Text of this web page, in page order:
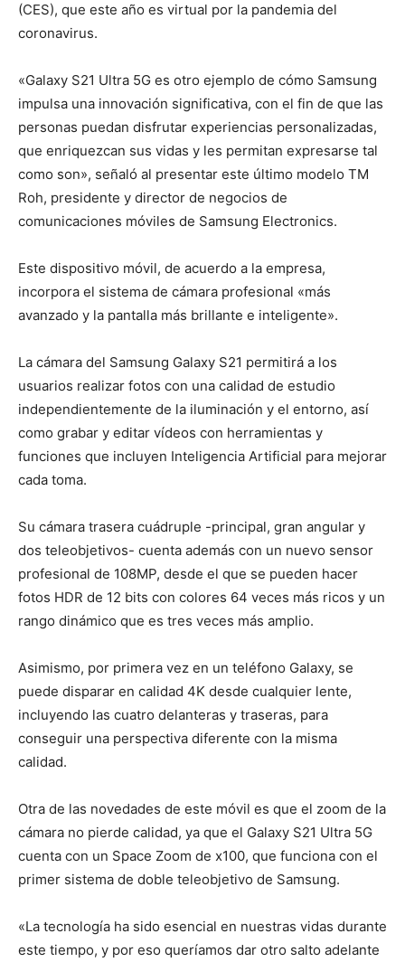
(CES), que este año es virtual por la pandemia del
coronavirus.
«Galaxy S21 Ultra 5G es otro ejemplo de cómo Samsung
impulsa una innovación significativa, con el fin de que las
personas puedan disfrutar experiencias personalizadas,
que enriquezcan sus vidas y les permitan expresarse tal
como son», señaló al presentar este último modelo TM
Roh, presidente y director de negocios de
comunicaciones móviles de Samsung Electronics.
Este dispositivo móvil, de acuerdo a la empresa,
incorpora el sistema de cámara profesional «más
avanzado y la pantalla más brillante e inteligente».
La cámara del Samsung Galaxy S21 permitirá a los
usuarios realizar fotos con una calidad de estudio
independientemente de la iluminación y el entorno, así
como grabar y editar vídeos con herramientas y
funciones que incluyen Inteligencia Artificial para mejorar
cada toma.
Su cámara trasera cuádruple -principal, gran angular y
dos teleobjetivos- cuenta además con un nuevo sensor
profesional de 108MP, desde el que se pueden hacer
fotos HDR de 12 bits con colores 64 veces más ricos y un
rango dinámico que es tres veces más amplio.
Asimismo, por primera vez en un teléfono Galaxy, se
puede disparar en calidad 4K desde cualquier lente,
incluyendo las cuatro delanteras y traseras, para
conseguir una perspectiva diferente con la misma
calidad.
Otra de las novedades de este móvil es que el zoom de la
cámara no pierde calidad, ya que el Galaxy S21 Ultra 5G
cuenta con un Space Zoom de x100, que funciona con el
primer sistema de doble teleobjetivo de Samsung.
«La tecnología ha sido esencial en nuestras vidas durante
este tiempo, y por eso queríamos dar otro salto adelante